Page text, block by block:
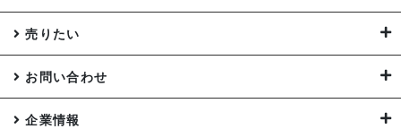
売りたい
お問い合わせ
企業情報